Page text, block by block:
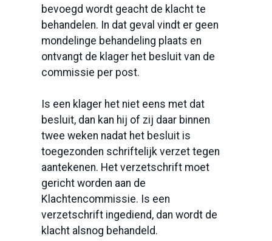
bevoegd wordt geacht de klacht te
behandelen. In dat geval vindt er geen
mondelinge behandeling plaats en
ontvangt de klager het besluit van de
commissie per post.
Is een klager het niet eens met dat
besluit, dan kan hij of zij daar binnen
twee weken nadat het besluit is
toegezonden schriftelijk verzet tegen
aantekenen. Het verzetschrift moet
gericht worden aan de
Klachtencommissie. Is een
verzetschrift ingediend, dan wordt de
klacht alsnog behandeld.